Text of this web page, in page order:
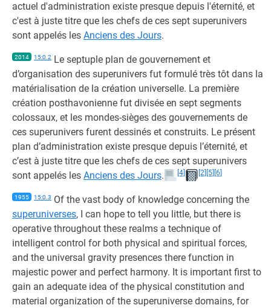
actuel d'administration existe presque depuis l'éternité, et
c'est à juste titre que les chefs de ces sept superunivers
sont appelés les Anciens des Jours.
2014 15:0.2 Le septuple plan de gouvernement et
d’organisation des superunivers fut formulé très tôt dans la
matérialisation de la création universelle. La première
création posthavonienne fut divisée en sept segments
colossaux, et les mondes-sièges des gouvernements de
ces superunivers furent dessinés et construits. Le présent
plan d’administration existe presque depuis l’éternité, et
c’est à juste titre que les chefs de ces sept superunivers
sont appelés les Anciens des Jours. [4] [2] [5] [6]
1955 15:0.3 Of the vast body of knowledge concerning the
superuniverses, I can hope to tell you little, but there is
operative throughout these realms a technique of
intelligent control for both physical and spiritual forces,
and the universal gravity presences there function in
majestic power and perfect harmony. It is important first to
gain an adequate idea of the physical constitution and
material organization of the superuniverse domains, for